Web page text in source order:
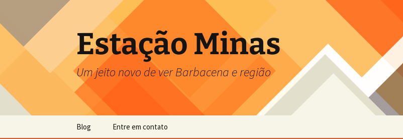
o
conteúdo
Estação Minas
Um jeito novo de ver Barbacena e região
Blog Entre em contato